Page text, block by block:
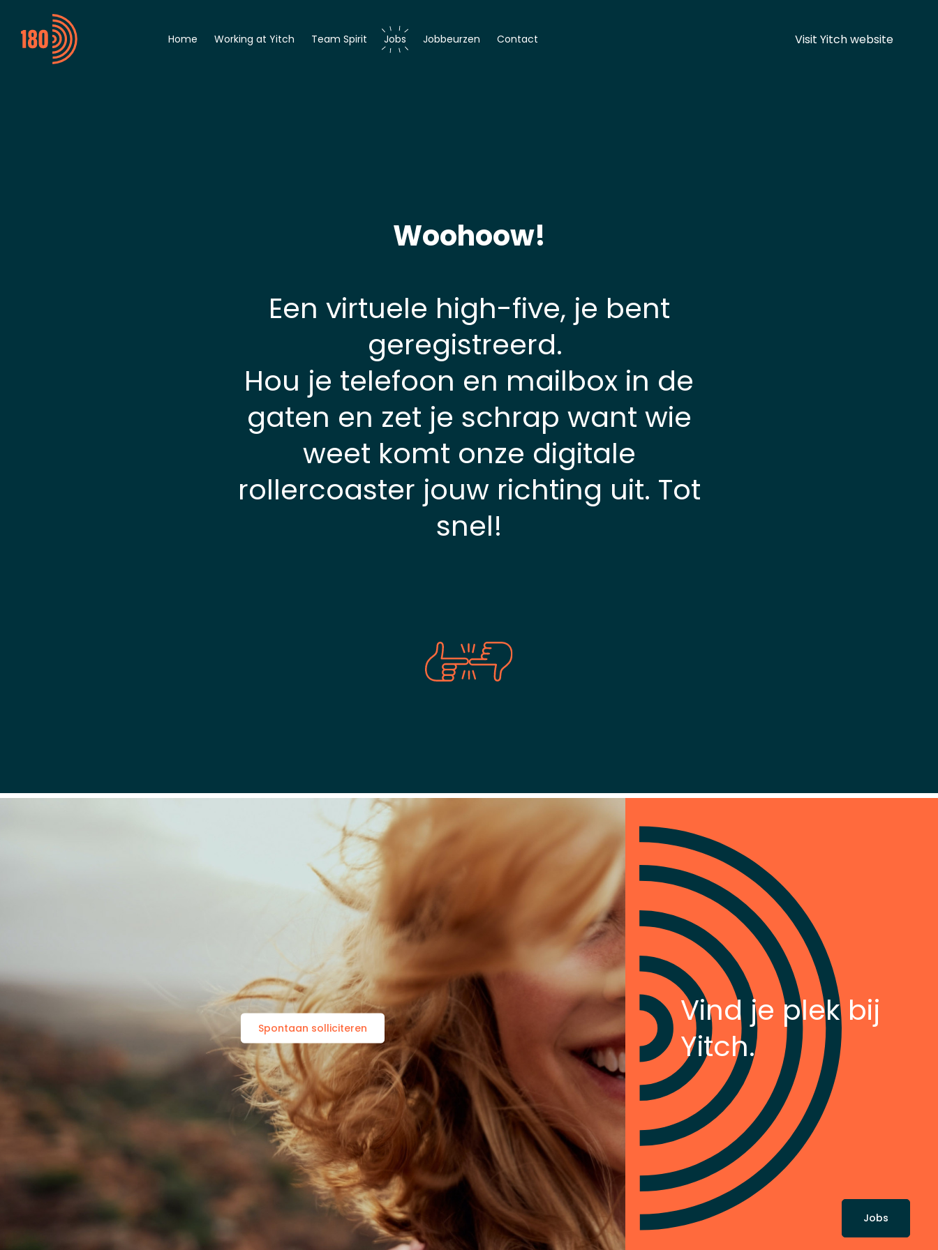
Home Working at Yitch Team Spirit Jobs Jobbeurzen Contact Visit Yitch website
Woohoow!
Een virtuele high-five, je bent
geregistreerd.
Hou je telefoon en mailbox in de
gaten en zet je schrap want wie
weet komt onze digitale
rollercoaster jouw richting uit. Tot
snel!
Spontaan solliciteren
Vind je plek bij
Yitch.
Jobs